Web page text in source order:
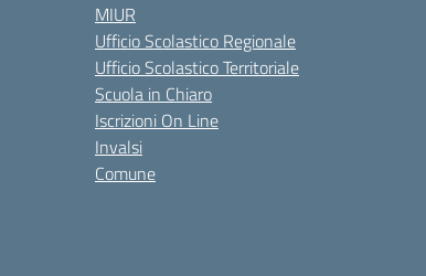
MIUR
Ufficio Scolastico Regionale
Ufficio Scolastico Territoriale
Scuola in Chiaro
Iscrizioni On Line
Invalsi
Comune